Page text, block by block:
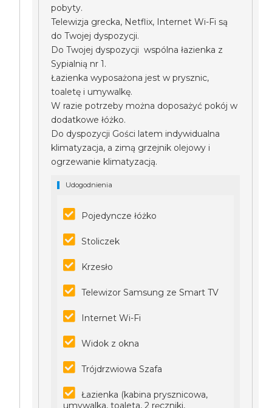
pobyty.
Telewizja grecka, Netflix, Internet Wi-Fi są
do Twojej dyspozycji.
Do Twojej dyspozycji wspólna łazienka z
Sypialnią nr 1.
Łazienka wyposażona jest w prysznic,
toaletę i umywalkę.
W razie potrzeby można doposażyć pokój w
dodatkowe łóżko.
Do dyspozycji Gości latem indywidualna
klimatyzacja, a zimą grzejnik olejowy i
ogrzewanie klimatyzacją.
Udogodnienia
Pojedyncze łóżko
Stoliczek
Krzesło
Telewizor Samsung ze Smart TV
Internet Wi-Fi
Widok z okna
Trójdrzwiowa Szafa
Łazienka (kabina prysznicowa,
umywalka, toaleta, 2 ręczniki,